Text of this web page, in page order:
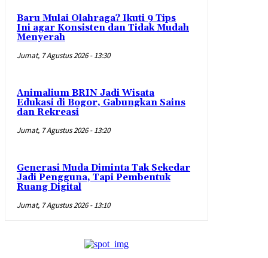
Baru Mulai Olahraga? Ikuti 9 Tips
Ini agar Konsisten dan Tidak Mudah
Menyerah
Jumat, 7 Agustus 2026 - 13:30
Animalium BRIN Jadi Wisata
Edukasi di Bogor, Gabungkan Sains
dan Rekreasi
Jumat, 7 Agustus 2026 - 13:20
Generasi Muda Diminta Tak Sekedar
Jadi Pengguna, Tapi Pembentuk
Ruang Digital
Jumat, 7 Agustus 2026 - 13:10